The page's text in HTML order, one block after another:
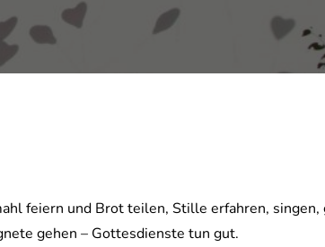
feiern und Brot teilen, Stille erfahren, singen,
gehen – Gottesdienste tun gut.